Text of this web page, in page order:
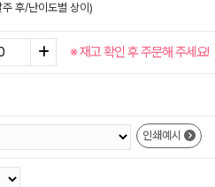
후/난이도별 상이)
※ 재고 확인 후 주문해 주세요!
인쇄예시